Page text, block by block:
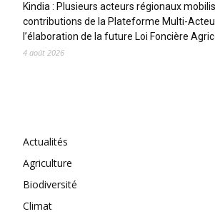
Kindia : Plusieurs acteurs régionaux
contributions de la Plateforme Multi-
l’élaboration de la future Loi Foncière
4 août 2026
Actualités
Agriculture
Biodiversité
Climat